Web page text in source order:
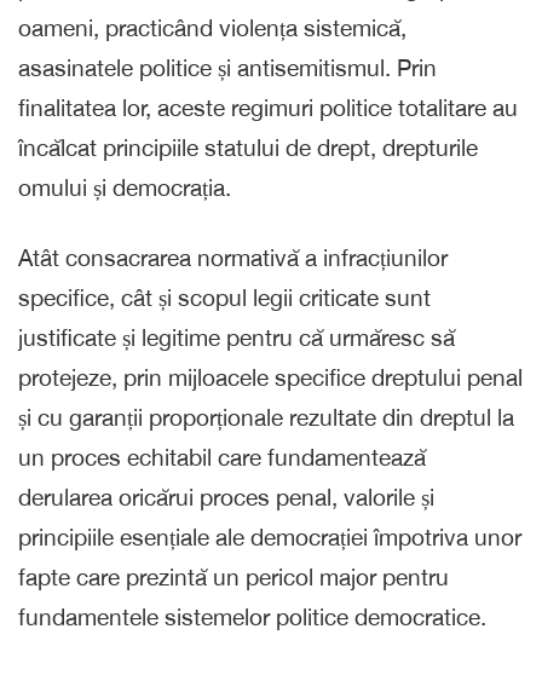
oameni, practicând violența sistemică,
asasinatele politice și antisemitismul. Prin
finalitatea lor, aceste regimuri politice totalitare au
încălcat principiile statului de drept, drepturile
omului și democrația.
Atât consacrarea normativă a infracțiunilor
specifice, cât și scopul legii criticate sunt
justificate și legitime pentru că urmăresc să
protejeze, prin mijloacele specifice dreptului penal
și cu garanții proporționale rezultate din dreptul la
un proces echitabil care fundamentează
derularea oricărui proces penal, valorile și
principiile esențiale ale democrației împotriva unor
fapte care prezintă un pericol major pentru
fundamentele sistemelor politice democratice.